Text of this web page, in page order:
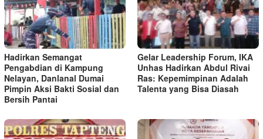
Hadirkan Semangat
Pengabdian di Kampung
Nelayan, Danlanal Dumai
Pimpin Aksi Bakti Sosial dan
Bersih Pantai
Gelar Leadership Forum, IKA
Unhas Hadirkan Abdul Rivai
Ras: Kepemimpinan Adalah
Talenta yang Bisa Diasah